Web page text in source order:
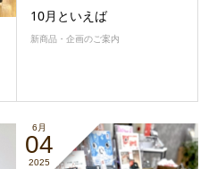
10月といえば
新商品・企画のご案内
6月
04
2025